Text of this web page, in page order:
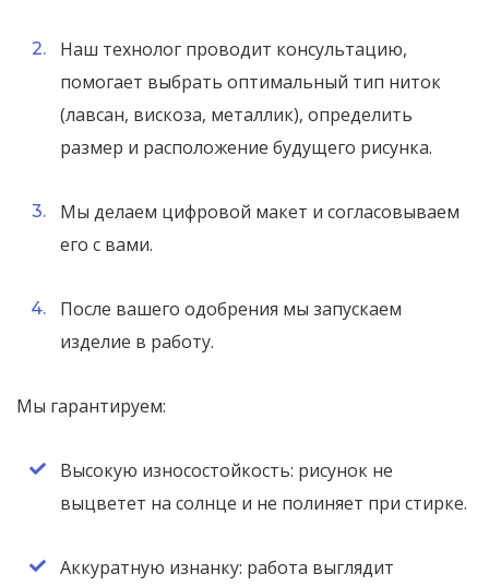
Наш технолог проводит консультацию,
помогает выбрать оптимальный тип ниток
(лавсан, вискоза, металлик), определить
размер и расположение будущего рисунка.
Мы делаем цифровой макет и согласовываем
его с вами.
После вашего одобрения мы запускаем
изделие в работу.
Мы гарантируем:
Высокую износостойкость: рисунок не
выцветет на солнце и не полиняет при стирке.
Аккуратную изнанку: работа выглядит